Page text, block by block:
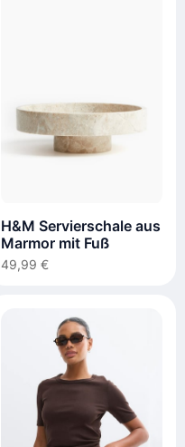
H&M Servierschale aus
Marmor mit Fuß
49,99 €